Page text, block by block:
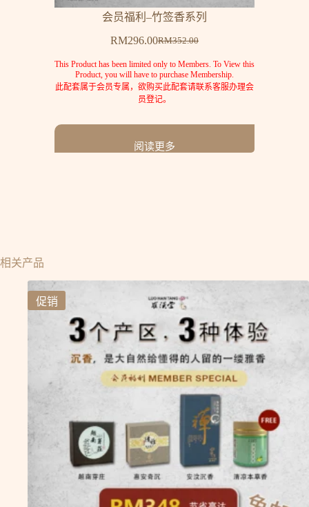
会员福利–竹签香系列
RM352.00
RM296.00
This Product has been limited only to Members. To View this
Product, you will have to purchase Membership.
此配套属于会员专属，欲购买此配套请联系客服办理会
员登记。
阅读更多
相关产品
促销